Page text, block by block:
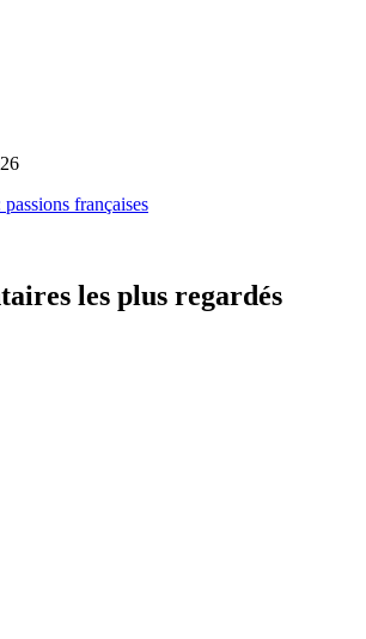
françaises
les plus regardés